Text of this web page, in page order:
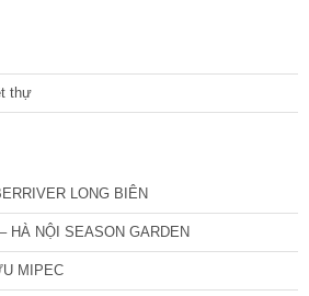
thự
LONG BIÊN
HÀ NỘI SEASON GARDEN
MIPEC